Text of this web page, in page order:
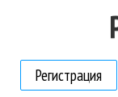
Регистрация